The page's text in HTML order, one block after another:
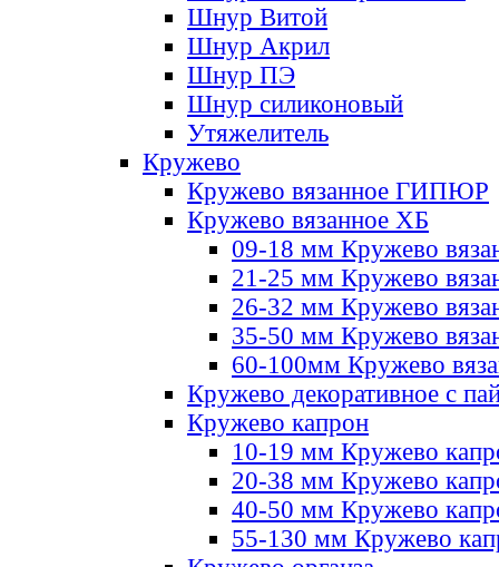
Шнур Витой
Шнур Акрил
Шнур ПЭ
Шнур силиконовый
Утяжелитель
Кружево
Кружево вязанное ГИПЮР
Кружево вязанное ХБ
09-18 мм Кружево
21-25 мм Кружево
26-32 мм Кружево
35-50 мм Кружево
60-100мм Кружево
Кружево декоративное с
Кружево капрон
10-19 мм Кружево
20-38 мм Кружево
40-50 мм Кружево
55-130 мм Кружево